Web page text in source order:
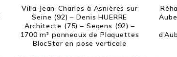
Villa Jean-Charles à Asnières sur
Seine (92) – Denis HUERRE
Architecte (75) – Seqens (92) –
1700 m² panneaux de Plaquettes
BlocStar en pose verticale